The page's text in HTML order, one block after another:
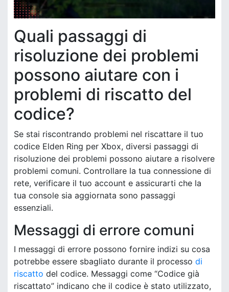
Quali passaggi di
risoluzione dei problemi
possono aiutare con i
problemi di riscatto del
codice?
Se stai riscontrando problemi nel riscattare il tuo
codice Elden Ring per Xbox, diversi passaggi di
risoluzione dei problemi possono aiutare a risolvere
problemi comuni. Controllare la tua connessione di
rete, verificare il tuo account e assicurarti che la
tua console sia aggiornata sono passaggi
essenziali.
Messaggi di errore comuni
I messaggi di errore possono fornire indizi su cosa
potrebbe essere sbagliato durante il processo di
riscatto del codice. Messaggi come “Codice già
riscattato” indicano che il codice è stato utilizzato,